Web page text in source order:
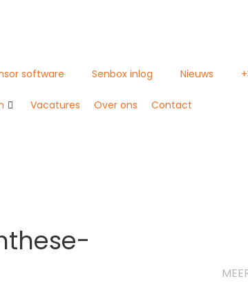
software Senbox inlog Nieuws
Vacatures Over ons Contact